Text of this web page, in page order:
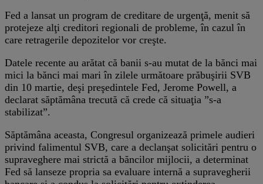
Fed a lansat un program de creditare de urgenţă, menit să
protejeze alţi creditori regionali de probleme, în cazul în
care retragerile depozitelor vor creşte.
Datele recente au arătat că banii s-au mutat de la bănci mai
mici la bănci mai mari în zilele următoare prăbuşirii SVB
din 10 martie, deşi preşedintele Fed, Jerome Powell, a
declarat săptămâna trecută că crede că situaţia ”s-a
stabilizat”.
Săptămâna aceasta, Congresul organizează primele audieri
privind falimentul SVB, care a declanşat solicitări pentru o
supraveghere mai strictă a băncilor mijlocii, a determinat
Fed să lanseze propria sa evaluare internă a supravegherii